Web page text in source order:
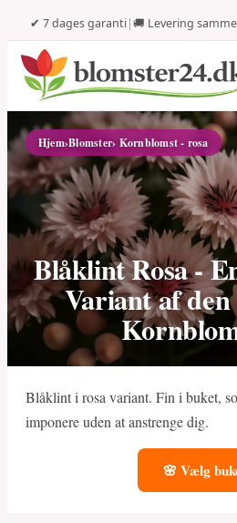
✔ 7 dages garanti|🚚 Levering
Hjem›Blomster› Kornblomst - rosa
Blåklint Rosa -
Variant af den
Blåklint i rosa variant. Fin i buket,
imponere uden at anstrenge dig.
🌸 Vælg